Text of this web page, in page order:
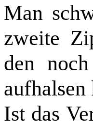
Man
zweite
den
aufhalsen
Ist das